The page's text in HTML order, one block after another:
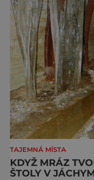
TAJEMNÁ MÍSTA
KDYŽ MRÁZ
ŠTOLY V